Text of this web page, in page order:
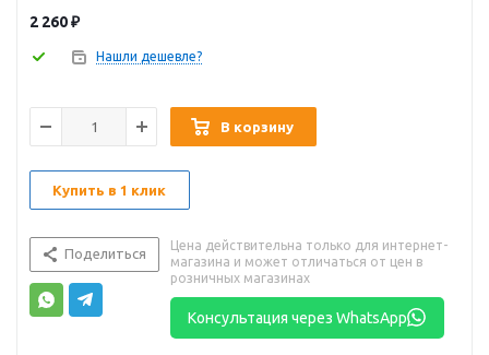
2 260₽
Нашли дешевле?
В корзину
Купить в 1 клик
Поделиться
Цена действительна только для интернет-
магазина и может отличаться от цен в
розничных магазинах
Консультация через WhatsApp